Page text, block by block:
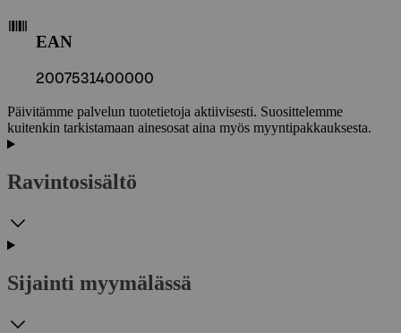
EAN
2007531400000
Päivitämme palvelun tuotetietoja aktiivisesti. Suosittelemme
kuitenkin tarkistamaan ainesosat aina myös myyntipakkauksesta.
Ravintosisältö
Sijainti myymälässä